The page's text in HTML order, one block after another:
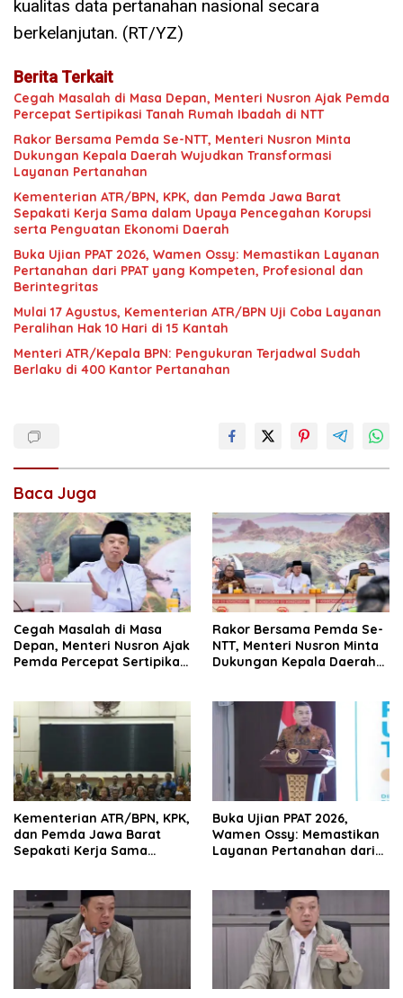
kualitas data pertanahan nasional secara
berkelanjutan. (RT/YZ)
Berita Terkait
Cegah Masalah di Masa Depan, Menteri Nusron Ajak Pemda
Percepat Sertipikasi Tanah Rumah Ibadah di NTT
Rakor Bersama Pemda Se-NTT, Menteri Nusron Minta
Dukungan Kepala Daerah Wujudkan Transformasi
Layanan Pertanahan
Kementerian ATR/BPN, KPK, dan Pemda Jawa Barat
Sepakati Kerja Sama dalam Upaya Pencegahan Korupsi
serta Penguatan Ekonomi Daerah
Buka Ujian PPAT 2026, Wamen Ossy: Memastikan Layanan
Pertanahan dari PPAT yang Kompeten, Profesional dan
Berintegritas
Mulai 17 Agustus, Kementerian ATR/BPN Uji Coba Layanan
Peralihan Hak 10 Hari di 15 Kantah
Menteri ATR/Kepala BPN: Pengukuran Terjadwal Sudah
Berlaku di 400 Kantor Pertanahan
Baca Juga
Cegah Masalah di Masa
Depan, Menteri Nusron Ajak
Pemda Percepat Sertipikasi
Rakor Bersama Pemda Se-
NTT, Menteri Nusron Minta
Dukungan Kepala Daerah
Kementerian ATR/BPN, KPK,
dan Pemda Jawa Barat
Sepakati Kerja Sama
Ekonomi Daerah
Buka Ujian PPAT 2026,
Wamen Ossy: Memastikan
Layanan Pertanahan dari
Berintegritas